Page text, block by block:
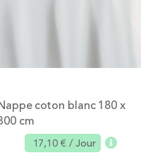
coton blanc 180 x
cm
17,10 €/ Jour